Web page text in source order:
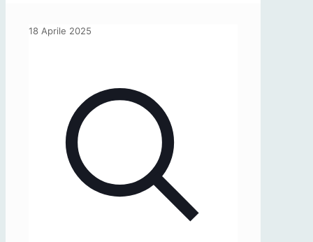
18 Aprile 2025